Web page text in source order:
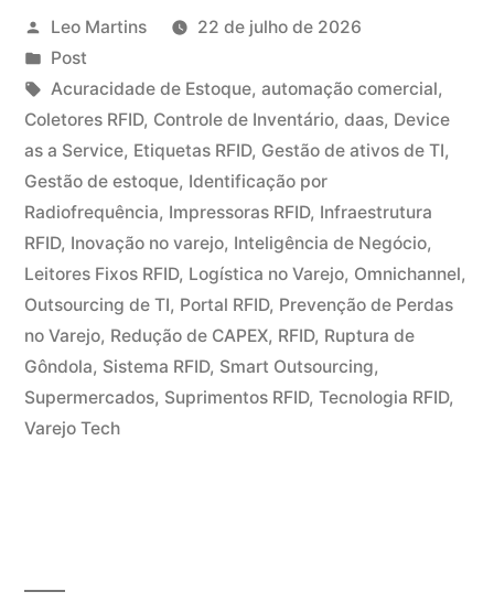
Leo Martins
22 de julho de 2026
Post
Acuracidade de Estoque, automação comercial,
Coletores RFID, Controle de Inventário, daas, Device
as a Service, Etiquetas RFID, Gestão de ativos de TI,
Gestão de estoque, Identificação por
Radiofrequência, Impressoras RFID, Infraestrutura
RFID, Inovação no varejo, Inteligência de Negócio,
Leitores Fixos RFID, Logística no Varejo, Omnichannel,
Outsourcing de TI, Portal RFID, Prevenção de Perdas
no Varejo, Redução de CAPEX, RFID, Ruptura de
Gôndola, Sistema RFID, Smart Outsourcing,
Supermercados, Suprimentos RFID, Tecnologia RFID,
Varejo Tech